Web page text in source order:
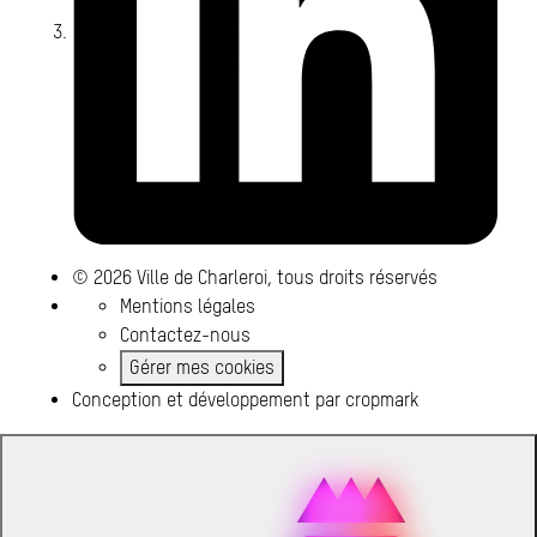
© 2026 Ville de Charleroi, tous droits réservés
Mentions légales
Contactez-nous
Gérer mes cookies
Conception et développement par cropmark